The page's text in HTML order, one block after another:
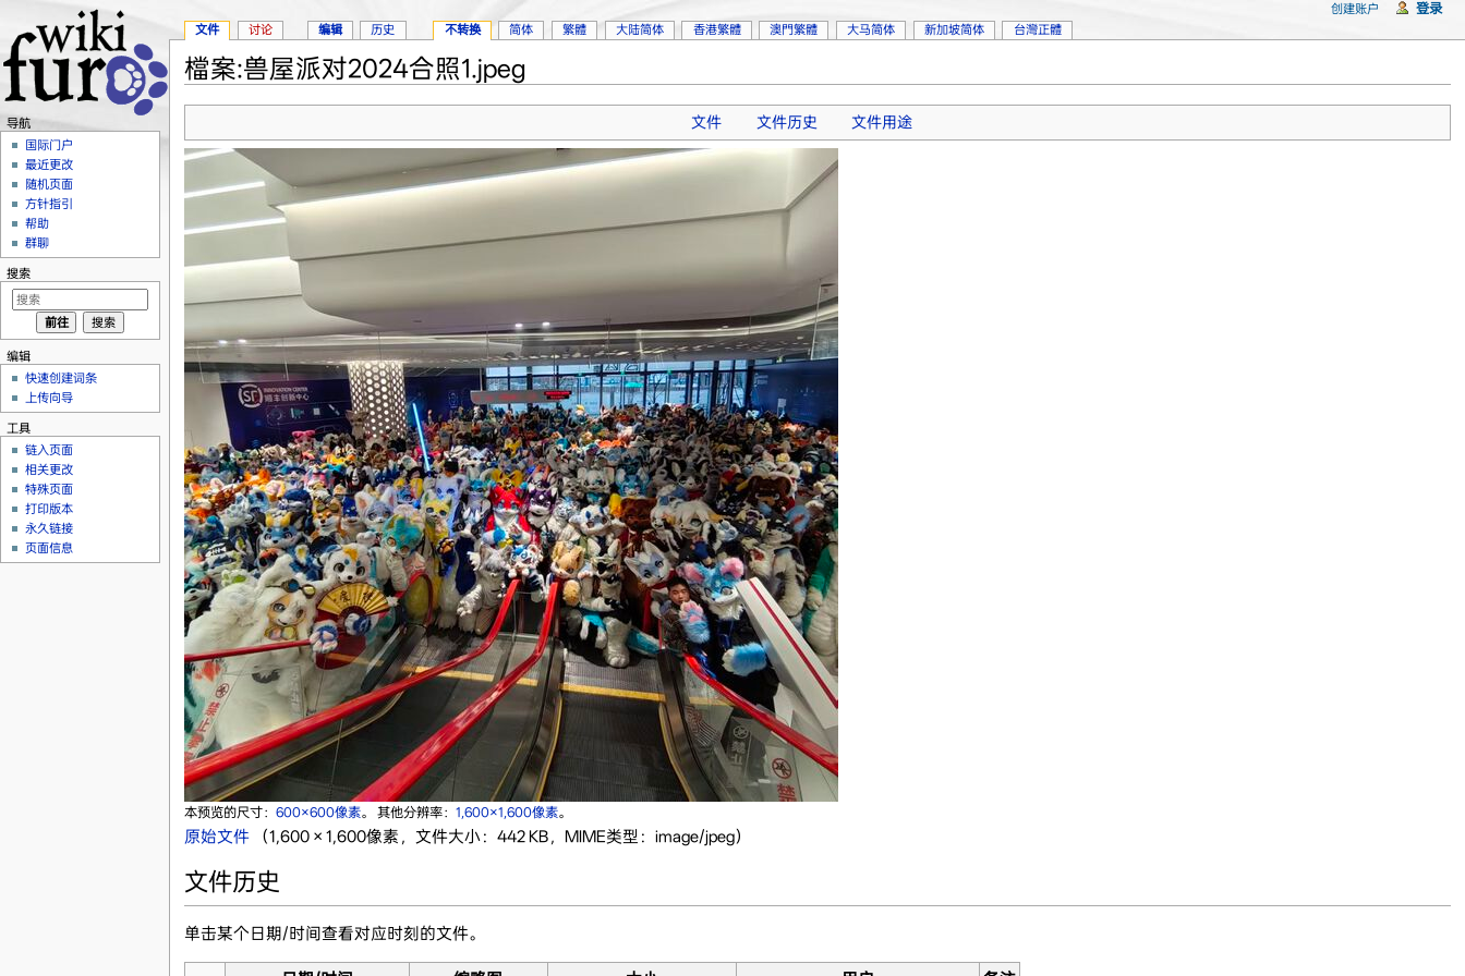
檔案:兽屋派对2024合照1.jpeg
文件 文件历史 文件用途
本预览的尺寸： 600×600像素。 其他分辨率： 1,600×1,600像素。
原始文件‎ （1,600 × 1,600像素，文件大小：442 KB，MIME类型：image/jpeg）
文件历史
单击某个日期/时间查看对应时刻的文件。
文件 讨论 编辑 历史 不转换 简体 繁體 大陆简体 香港繁體 澳門繁體 大马简体 新加坡简体 台灣正體
创建账户 登录
导航
国际门户
最近更改
随机页面
方针指引
帮助
群聊
搜索
编辑
快速创建词条
上传向导
工具
链入页面
相关更改
特殊页面
打印版本
永久链接
页面信息